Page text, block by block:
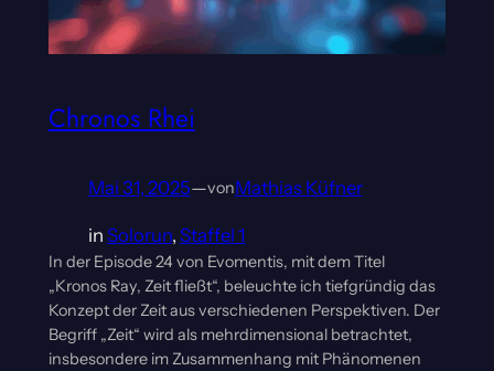
Chronos Rhei
Mai 31, 2025—vonMathias Küfner
in Solorun, Staffel 1
In der Episode 24 von Evomentis, mit dem Titel
„Kronos Ray, Zeit fließt“, beleuchte ich tiefgründig das
Konzept der Zeit aus verschiedenen Perspektiven. Der
Begriff „Zeit“ wird als mehrdimensional betrachtet,
insbesondere im Zusammenhang mit Phänomenen